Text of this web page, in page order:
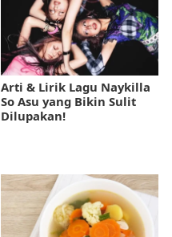
Arti & Lirik Lagu Naykilla
So Asu yang Bikin Sulit
Dilupakan!